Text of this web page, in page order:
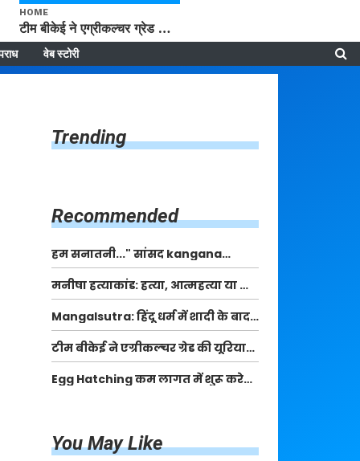
HOME
टीम बीकेई ने एग्रीकल्चर ग्रेड की यूरिया खाद गट्टों में बदलकर टेक्निकल ग्रेड में बेचने वालों पर करवाई कार्रवाई: लखविंदर सिंह औलख
वेब स्टोरी
Trending
Recommended
हम सनातनी..." सांसद kangana
Ranaut से क्या बोली लड़की? Viral
Jantar-Mantar | CJP protest
मनीषा हत्याकांड: हत्या, आत्महत्या या कोई बड़ा राज?
| Full Story | Josh Haryana
Mangalsutra: हिंदू धर्म में शादी के बाद
मंगलसूत्र क्यों पहनती है महिलाएं, किसने
शुरु की ये परंपरा
टीम बीकेई ने एग्रीकल्चर ग्रेड की यूरिया
खाद गट्टों में बदलकर टेक्निकल ग्रेड में
बेचने वालों पर करवाई कार्रवाई:
Egg Hatching कम लागत में शुरू करे
You May Like